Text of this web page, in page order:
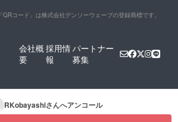
「QRコード」は株式会社デンソーウェーブの登録商標です。
会社概
要
採用情
報
パートナー
募集
RKobayashiさんへアンコール